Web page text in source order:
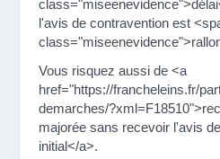
l'avis de contravention est
Vous risquez aussi de <a
href="https://francheleins.fr/
demarches/
majorée sans recevoir l'avis
initial</a>.